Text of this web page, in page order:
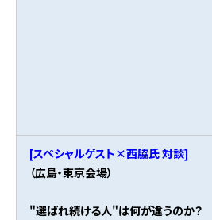
[スペシャルゲスト×西脇氏 対談]
（広島・東京会場）
"選ばれ続ける人"は何が違うのか？